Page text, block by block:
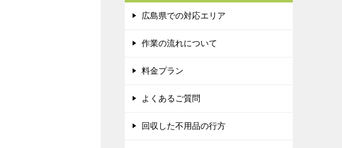
広島県での対応エリア
作業の流れについて
料金プラン
よくあるご質問
回収した不用品の行方